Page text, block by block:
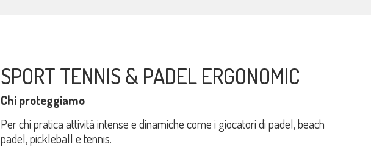
SPORT TENNIS & PADEL ERGONOMIC
Chi proteggiamo
Per chi pratica attività intense e dinamiche come i giocatori di padel, beach
padel, pickleball e tennis.